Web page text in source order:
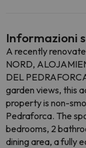
Informazioni
A recently
NORD,
DEL
garden views, this
property is non-
Pedraforca. The
bedrooms, 2
dining area, a fully